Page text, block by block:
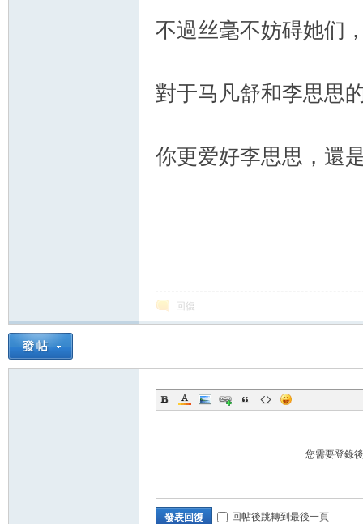
不過丝毫不妨碍她们
對于马凡舒和李思思
你更爱好李思思，還
回復
您需要登錄
發表回復 回帖後跳轉到最後一頁